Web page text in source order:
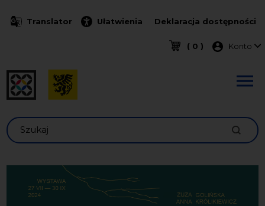
Translator Ułatwienia Deklaracja dostępności
( 0 ) Menu
Konto
Szukaj